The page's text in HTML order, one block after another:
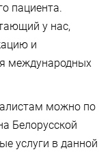
пациента.
у нас,
и
международных
можно по
Белорусской
услуги в данной